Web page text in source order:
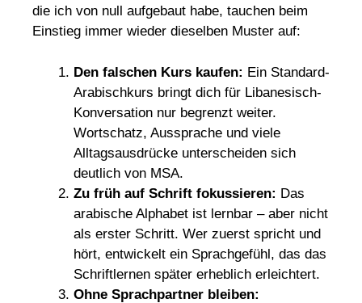
die ich von null aufgebaut habe, tauchen beim
Einstieg immer wieder dieselben Muster auf:
Den falschen Kurs kaufen: Ein Standard-
Arabischkurs bringt dich für Libanesisch-
Konversation nur begrenzt weiter.
Wortschatz, Aussprache und viele
Alltagsausdrücke unterscheiden sich
deutlich von MSA.
Zu früh auf Schrift fokussieren: Das
arabische Alphabet ist lernbar – aber nicht
als erster Schritt. Wer zuerst spricht und
hört, entwickelt ein Sprachgefühl, das das
Schriftlernen später erheblich erleichtert.
Ohne Sprachpartner bleiben: